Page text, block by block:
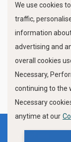
FOLLOW US
We use cookies
traffic,
information
advertising and
overall cookies
Necessary,
continuing to the
Necessary
anytime at our